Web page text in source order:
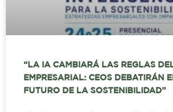
“LA IA CAMBIARÁ LAS REGLAS
EMPRESARIAL: CEOS DEBATIRÁN
FUTURO DE LA SOSTENIBILIDAD”